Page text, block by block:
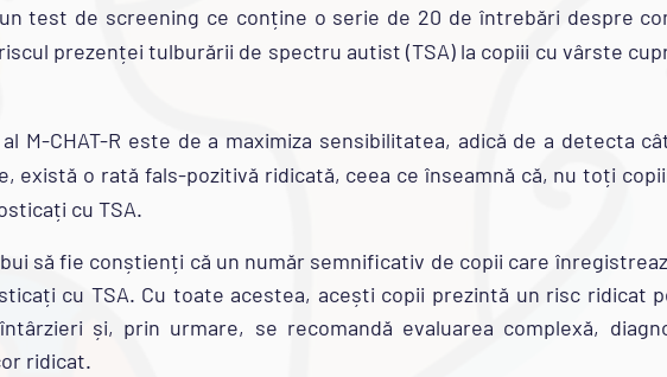
un test de screening ce conține o serie de 20 de întrebări despre
prezenței tulburării de spectru autist (TSA) la copiii cu vârste
M-CHAT-R este de a maximiza sensibilitatea, adică de a detecta
există o rată fals-pozitivă ridicată, ceea ce înseamnă că, nu toți
cu TSA.
să fie conștienți că un număr semnificativ de copii care
cu TSA. Cu toate acestea, acești copii prezintă un risc ridicat
și, prin urmare, se recomandă evaluarea complexă,
ridicat.